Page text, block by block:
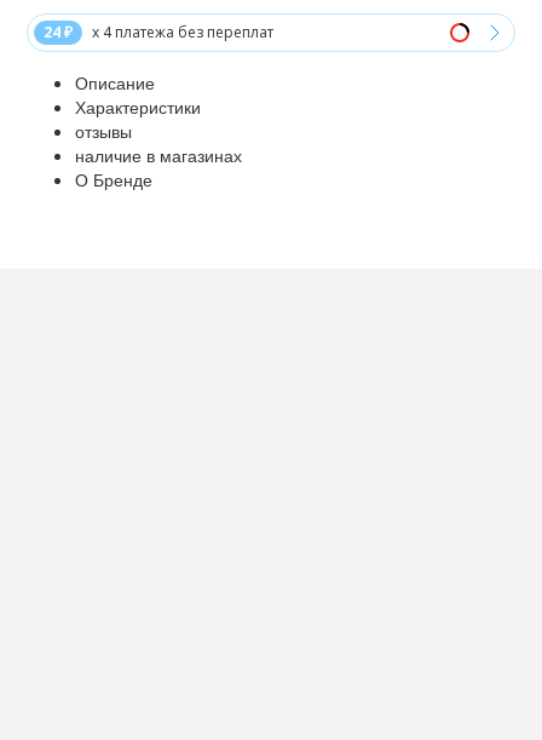
24 ₽ x 4 платежа без переплат
Описание
Характеристики
отзывы
наличие в магазинах
О Бренде